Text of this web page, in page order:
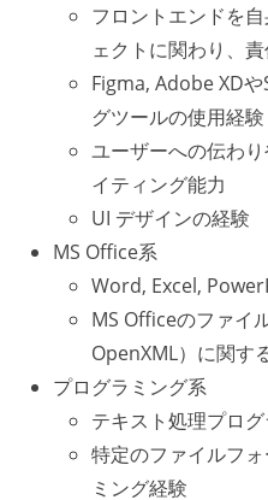
フロントエンドを
ェクトに関わり、
Figma, Adobe XD
グツールの使用経験
ユーザーへの伝わ
イティング能力
UI デザインの経験
MS Office系
Word, Excel,
MS Officeのファイ
OpenXML）に関す
プログラミング系
テキスト処理プロ
特定のファイルフ
ミング経験